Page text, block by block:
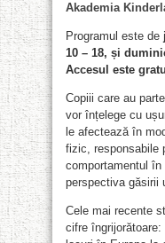
Akademia
Programul este de
10 – 18, și
Accesul este
Copiii care au
vor înțelege cu
le afectează în
fizic, responsabile
comportamentul
perspectiva găsirii
Cele mai recente
cifre